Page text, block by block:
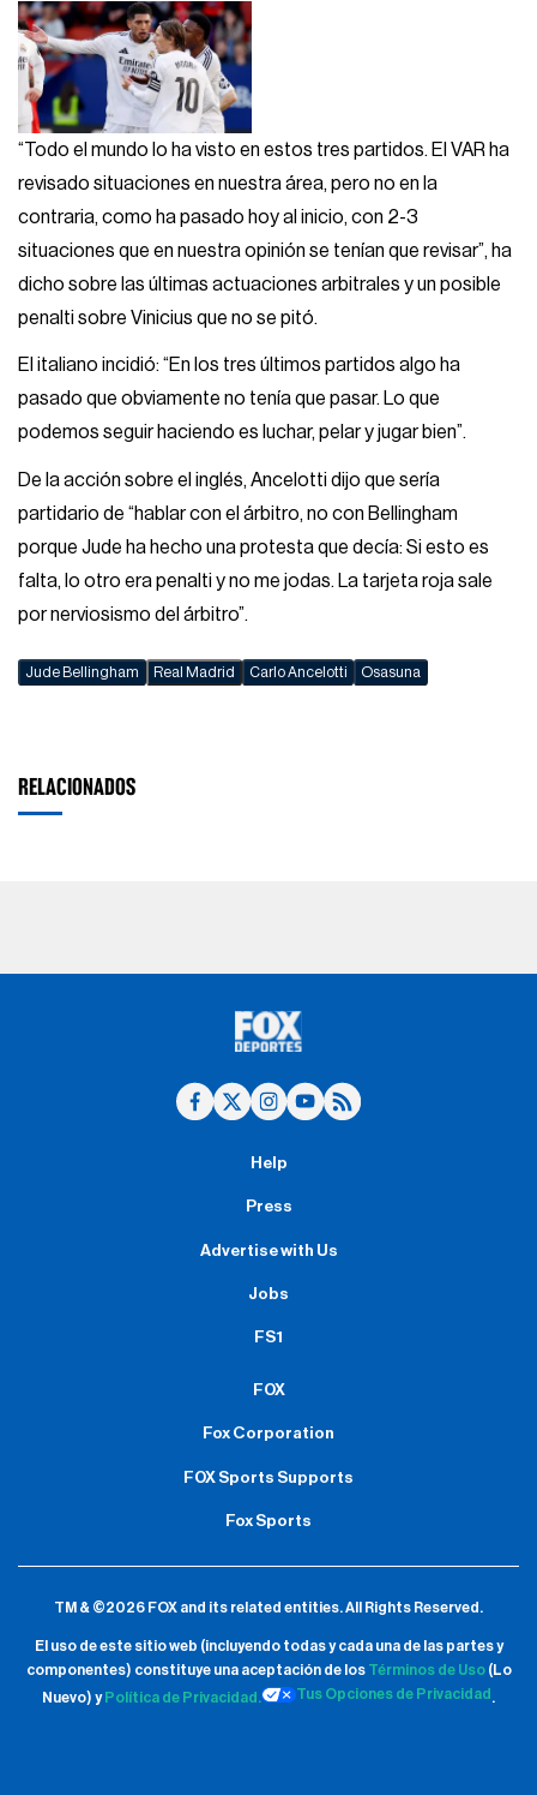
“Todo el mundo lo ha visto en estos tres partidos. El VAR ha
revisado situaciones en nuestra área, pero no en la
contraria, como ha pasado hoy al inicio, con 2-3
situaciones que en nuestra opinión se tenían que revisar”, ha
dicho sobre las últimas actuaciones arbitrales y un posible
penalti sobre Vinicius que no se pitó.
El italiano incidió: “En los tres últimos partidos algo ha
pasado que obviamente no tenía que pasar. Lo que
podemos seguir haciendo es luchar, pelar y jugar bien”.
De la acción sobre el inglés, Ancelotti dijo que sería
partidario de “hablar con el árbitro, no con Bellingham
porque Jude ha hecho una protesta que decía: Si esto es
falta, lo otro era penalti y no me jodas. La tarjeta roja sale
por nerviosismo del árbitro”.
Jude Bellingham Real Madrid Carlo Ancelotti Osasuna
RELACIONADOS
Help
Press
Advertise with Us
Jobs
FS1
FOX
Fox Corporation
FOX Sports Supports
Fox Sports
TM & ©2026 FOX and its related entities.All Rights Reserved.
El uso de este sitio web (incluyendo todas y cada una de las partes y
componentes) constituye una aceptación de los Términos de Uso(Lo
Nuevo) y Política de Privacidad. Tus Opciones de Privacidad .